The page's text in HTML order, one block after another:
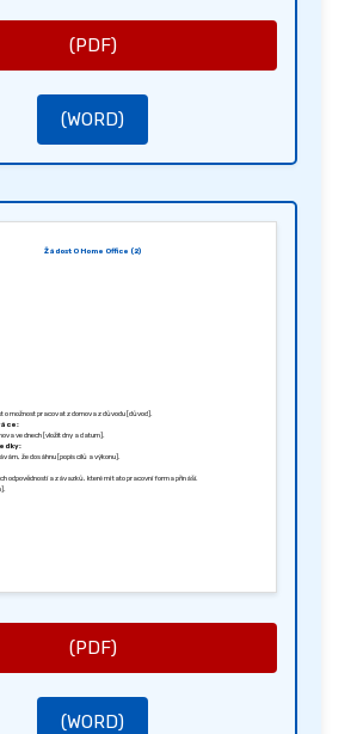
(PDF)
(WORD)
Žádost O Home Office (2)
o možnost pracovat z domova z důvodu [důvod].
ve dnech [vložit dny a datum].
že dosáhnu [popis cílů a výkonu].
odpovědností a závazků, které mi tato pracovní forma přináší.
(PDF)
(WORD)